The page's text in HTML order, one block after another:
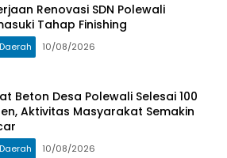
Renovasi SDN Polewali
Tahap Finishing
10/08/2026
Beton Desa Polewali Selesai 100
Aktivitas Masyarakat Semakin
10/08/2026